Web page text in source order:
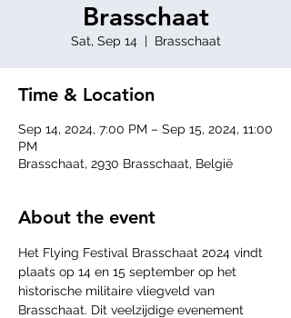
Brasschaat
Sat, Sep 14
  |
Brasschaat
Time & Location
Sep 14, 2024, 7:00 PM – Sep 15, 2024, 11:00
PM
Brasschaat, 2930 Brasschaat, België
About the event
Het Flying Festival Brasschaat 2024 vindt
plaats op 14 en 15 september op het
historische militaire vliegveld van
Brasschaat. Dit veelzijdige evenement